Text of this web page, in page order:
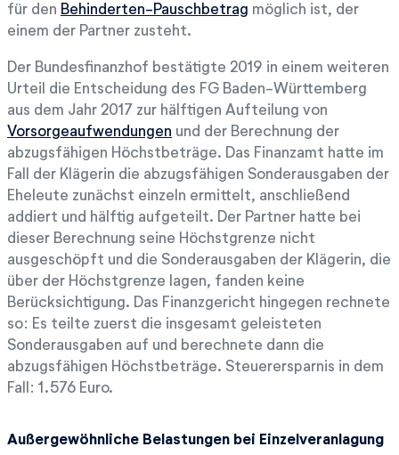
für den Behinderten-Pauschbetrag möglich ist, der
einem der Partner zusteht.
Der Bundesfinanzhof bestätigte 2019 in einem weiteren
Urteil die Entscheidung des FG Baden-Württemberg
aus dem Jahr 2017 zur hälftigen Aufteilung von
Vorsorgeaufwendungen und der Berechnung der
abzugsfähigen Höchstbeträge. Das Finanzamt hatte im
Fall der Klägerin die abzugsfähigen Sonderausgaben der
Eheleute zunächst einzeln ermittelt, anschließend
addiert und hälftig aufgeteilt. Der Partner hatte bei
dieser Berechnung seine Höchstgrenze nicht
ausgeschöpft und die Sonderausgaben der Klägerin, die
über der Höchstgrenze lagen, fanden keine
Berücksichtigung. Das Finanzgericht hingegen rechnete
so: Es teilte zuerst die insgesamt geleisteten
Sonderausgaben auf und berechnete dann die
abzugsfähigen Höchstbeträge. Steuerersparnis in dem
Fall: 1.576 Euro.
Außergewöhnliche Belastungen bei Einzelveranlagung